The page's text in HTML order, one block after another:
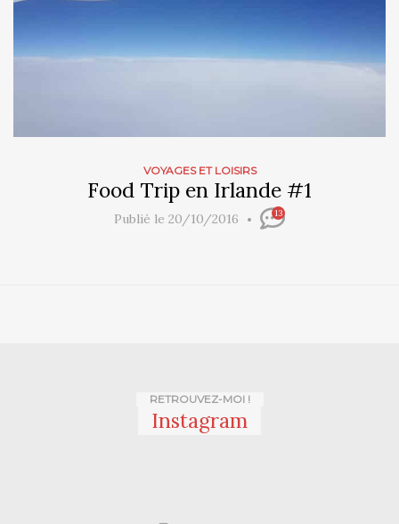
VOYAGES ET LOISIRS
Food Trip en Irlande #1
Publié le 20/10/2016 13
RETROUVEZ-MOI !
Instagram